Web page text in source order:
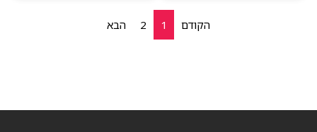
הקודם 1
2 הבא